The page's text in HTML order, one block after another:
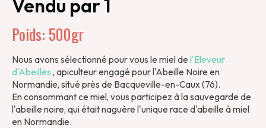
Vendu par 1
Poids: 500gr
Nous avons sélectionné pour vous le miel de l'Eleveur
d'Abeilles , apiculteur engagé pour l'Abeille Noire en
Normandie, situé près de Bacqueville-en-Caux (76).
En consommant ce miel, vous participez à la sauvegarde de
l'abeille noire, qui était naguère l'unique race d'abeille à miel
en Normandie.